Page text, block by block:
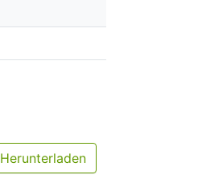
Herunterladen